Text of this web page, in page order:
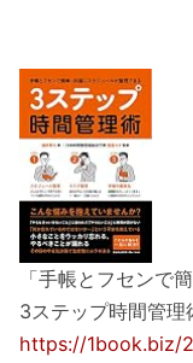
「手帳とフセンで
3ステップ時間管理
https://1book.biz/